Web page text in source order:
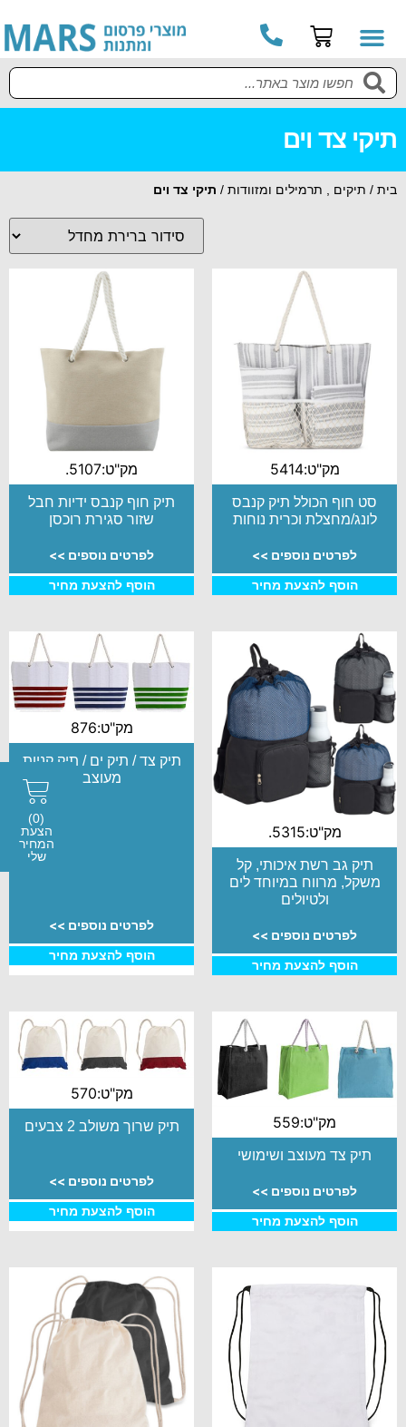
תיקי צד וים
בית / תיקים , תרמילים ומזוודות / תיקי צד וים
מק"ט:5414
סט חוף הכולל תיק קנבס
לונג/מחצלת וכרית נוחות
לפרטים נוספים >>
הוסף להצעת מחיר
מק"ט:5107.
תיק חוף קנבס ידיות חבל
שזור סגירת רוכסן
לפרטים נוספים >>
הוסף להצעת מחיר
מק"ט:5315.
תיק גב רשת איכותי, קל
משקל, מרווח במיוחד לים
ולטיולים
לפרטים נוספים >>
הוסף להצעת מחיר
מק"ט:876
תיק צד / תיק ים / תיק קניות
מעוצב
לפרטים נוספים >>
הוסף להצעת מחיר
מק"ט:559
תיק צד מעוצב ושימושי
לפרטים נוספים >>
הוסף להצעת מחיר
מק"ט:570
תיק שרוך משולב 2 צבעים
לפרטים נוספים >>
הוסף להצעת מחיר
(0)
הצעת
המחיר
שלי